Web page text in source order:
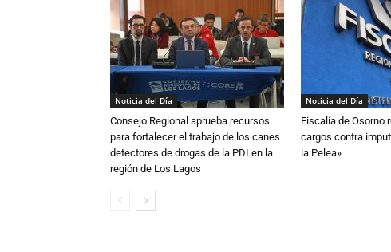
Noticia del Día
Consejo Regional aprueba recursos
para fortalecer el trabajo de los canes
detectores de drogas de la PDI en la
región de Los Lagos
Noticia del Día
Fiscalía de Osorno
cargos contra
la Pelea»